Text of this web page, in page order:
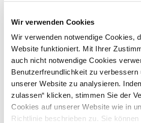
Wir verwenden Cookies
Wir verwenden notwendige Cookies,
Website funktioniert. Mit Ihrer
auch nicht notwendige Cookies
Benutzerfreundlichkeit zu verbessern
unserer Website zu analysieren.
zulassen“ klicken, stimmen Sie der
Cookies auf unserer Website wie in
Richtlinie beschrieben zu. Sie können
Portofreiab 175 € (in DE) –